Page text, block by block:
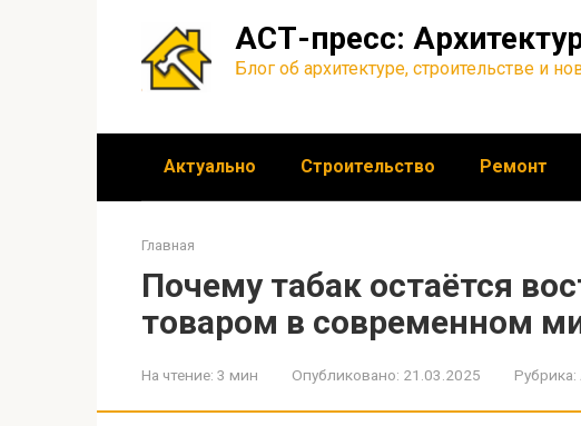
АСТ-пресс:
Блог об архитектуре, строительстве и
Актуально Строительство Ремонт
Главная
Почему табак остаётся
товаром в современном
На чтение: 3 мин Опубликовано: 21.03.2025 Рубрика: